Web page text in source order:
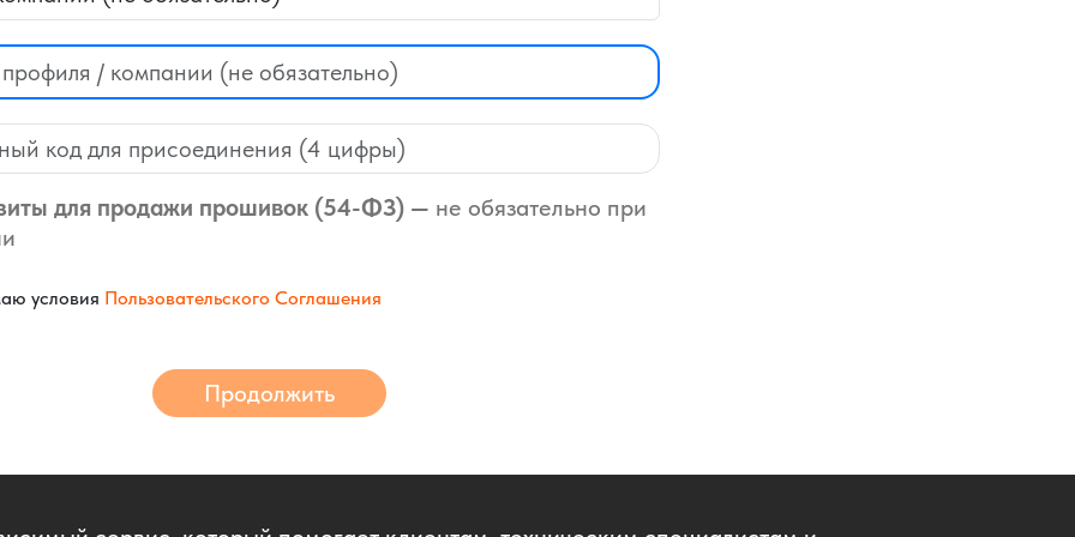
Jaguar
Jeep
Jetour
Jetta
JMC
Junfeng
Kia
Sinotruk Hania
Sinotruk Howo
Sinotruk Sitrak
Sisu
Skoda
для продажи прошивок (54-ФЗ) — не обязательно при
условия Пользовательского Соглашения
Продолжить